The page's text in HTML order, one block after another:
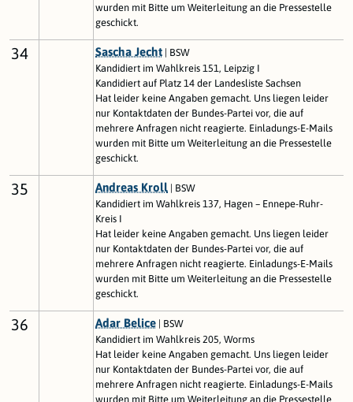
wurden mit Bitte um Weiterleitung an die Pressestelle
geschickt.
34 Sascha Jecht | BSW
Kandidiert im Wahlkreis 151, Leipzig I
Kandidiert auf Platz 14 der Landesliste Sachsen
Hat leider keine Angaben gemacht. Uns liegen leider
nur Kontaktdaten der Bundes-Partei vor, die auf
mehrere Anfragen nicht reagierte. Einladungs-E-Mails
wurden mit Bitte um Weiterleitung an die Pressestelle
geschickt.
35 Andreas Kroll | BSW
Kandidiert im Wahlkreis 137, Hagen – Ennepe-Ruhr-
Kreis I
Hat leider keine Angaben gemacht. Uns liegen leider
nur Kontaktdaten der Bundes-Partei vor, die auf
mehrere Anfragen nicht reagierte. Einladungs-E-Mails
wurden mit Bitte um Weiterleitung an die Pressestelle
geschickt.
36 Adar Belice | BSW
Kandidiert im Wahlkreis 205, Worms
Hat leider keine Angaben gemacht. Uns liegen leider
nur Kontaktdaten der Bundes-Partei vor, die auf
mehrere Anfragen nicht reagierte. Einladungs-E-Mails
wurden mit Bitte um Weiterleitung an die Pressestelle